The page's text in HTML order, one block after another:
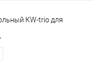
КW-trio для